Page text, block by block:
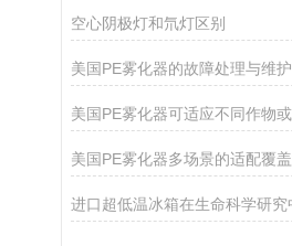
空心阴极灯和氘灯区别
美国PE雾化器的故障处理与维护